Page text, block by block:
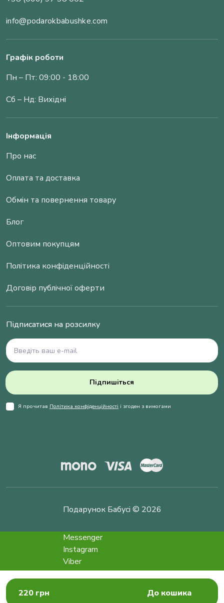
220 грн До кошика
info@podarokbabushke.com
Графік роботи
Пн – Пт: 09:00 - 18:00
Сб – Нд: Вихідні
Інформація
Про нас
Оплата та доставка
Обмін та повернення товару
Блог
Оптовим покупцям
Політика конфіденційності
Договір публічної оферти
Підписатися на розсилку
Підпишіться
Я прочитав Політика конфіденційності і згоден з вимогами
Подарунок Бабусі © 2026
Messenger
Instagram
Viber
Telegram